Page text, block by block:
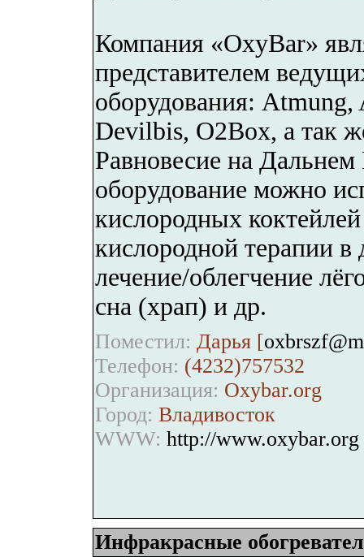
Компания «OxyBar»
представителем
оборудования:
Devilbis, O2Box, а так
Равновесие на
оборудование можно
кислородных
кислородной терапии
лечение/облегчение
сна (храп) и др.
Поместил: Дарья [
Телефон: (4232)757532
Организация: Oxybar.org
Город: Владивосток
WWW: http://www.oxybar.org
Инфракрасные